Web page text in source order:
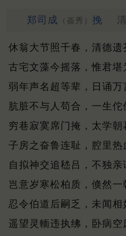
郑司成 （崙秀） 挽
休翁大节照千春，清德遗
古宅文藻今摇落，惟君堪
弱年声名超等辈，日诵万
肮脏不与人苟合，一生佗
穷巷寂寞席门掩，太学朝
子房之奋鲁连耻，腔里热
自拟神交追嵇吕，不独亲
岂意岁寒松柏质，倏然一
忍令伯道后嗣乏，未闻相
遥望灵輀违执绋，卧病空